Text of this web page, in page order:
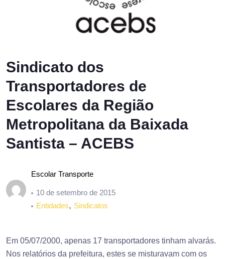
Sindicato dos
Transportadores de
Escolares da Região
Metropolitana da Baixada
Santista – ACEBS
Escolar Transporte
10 de setembro de 2015
Entidades, Sindicatos
Em 05/07/2000, apenas 17 transportadores tinham alvarás.
Nos relatórios da prefeitura, estes se misturavam com os